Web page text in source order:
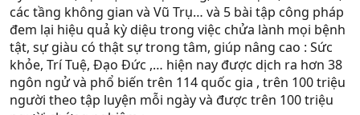
các tầng không gian và Vũ Trụ… và 5 bài tập công pháp
đem lại hiệu quả kỳ diệu trong việc chửa lành mọi bệnh
tật, sự giàu có thật sự trong tâm, giúp nâng cao : Sức
khỏe, Trí Tuệ, Ðạo Ðức ,… hiện nay được dịch ra hơn 38
ngôn ngử và phổ biến trên 114 quốc gia , trên 100 triệu
người theo tập luyện mỗi ngày và được trên 100 triệu